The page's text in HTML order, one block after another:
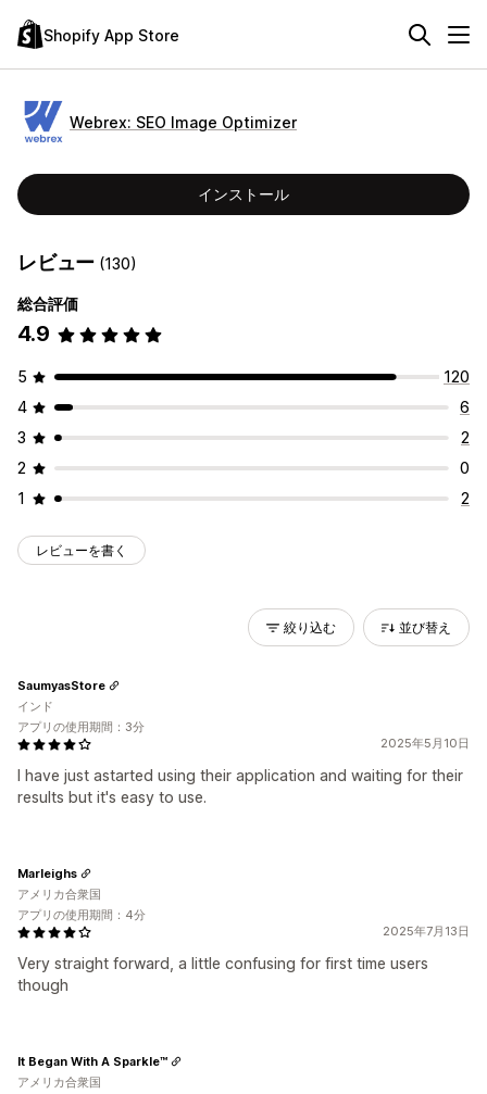
Shopify App Store
Webrex: SEO Image Optimizer
インストール
レビュー (130)
総合評価
4.9
5
120
4
6
3
2
2
0
1
2
レビューを書く
絞り込む 並び替え
2025年5月10日
I have just astarted using their application and waiting for their
results but it's easy to use.
SaumyasStore
インド
アプリの使用期間：3分
2025年7月13日
Very straight forward, a little confusing for first time users
though
Marleighs
アメリカ合衆国
アプリの使用期間：4分
It Began With A Sparkle™
アメリカ合衆国